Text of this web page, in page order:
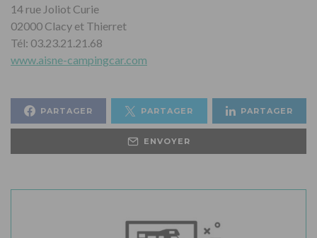
14 rue Joliot Curie
02000 Clacy et Thierret
Tél: 03.23.21.21.68
www.aisne-campingcar.com
PARTAGER PARTAGER PARTAGER
ENVOYER